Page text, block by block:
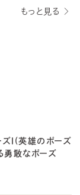
もっと見る
ズⅠ(英雄のポーズ
勇敢なポーズ